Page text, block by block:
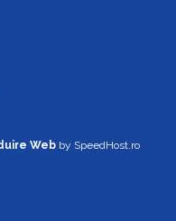
Web by SpeedHost.ro